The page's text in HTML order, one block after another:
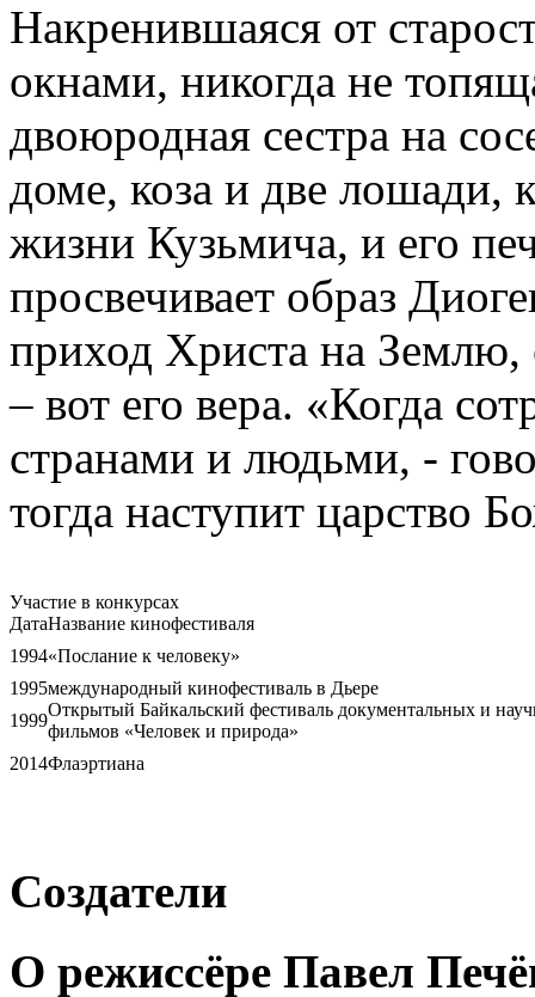
Накренившаяся от
окнами, никогда не
двоюродная сестра на
доме, коза и две лошади,
жизни Кузьмича, и его
просвечивает образ
приход Христа на
– вот его вера. «Когда
странами и людьми, -
тогда наступит царство
Участие в конкурсах
ДатаНазвание кинофестиваля
1994«Послание к человеку»
1995международный кинофестиваль в Дьере
1999
Открытый Байкальский фестиваль документальных и
фильмов «Человек и природа»
2014Флаэртиана
Создатели
О режиссёре Павел